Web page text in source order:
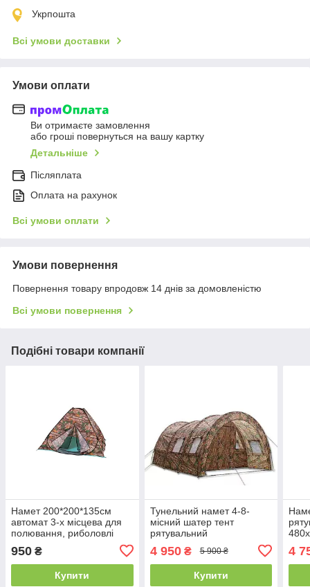
Укрпошта
Всі умови доставки
Умови оплати
Ви отримаєте замовлення
або гроші повернуться на вашу картку
Детальніше
Післяплата
Оплата на рахунок
Всі умови оплати
Умови повернення
Повернення товару впродовж 14 днів за домовленістю
Всі умови повернення
Подібні товари компанії
Намет 200*200*135см
автомат 3-х місцева для
полювання, риболовлі
950 ₴
Купити
Тунельний намет 4-8-
місний шатер тент
рятувальний
4 950₴ 5 900 ₴
Купити
4